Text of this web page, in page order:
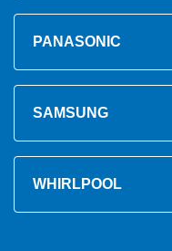
PANASONIC
SAMSUNG
WHIRLPOOL